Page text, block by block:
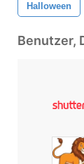
Halloween
Benutzer,